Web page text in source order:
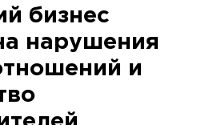
бизнес
нарушения
и